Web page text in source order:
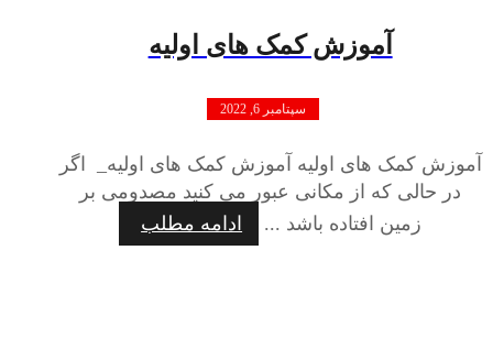
آموزش کمک های اولیه
سپتامبر 6, 2022
آموزش کمک های اولیه آموزش کمک های اولیه_ اگر
در حالی که از مکانی عبور می کنید مصدومی بر
زمین افتاده باشد ...
ادامه مطلب